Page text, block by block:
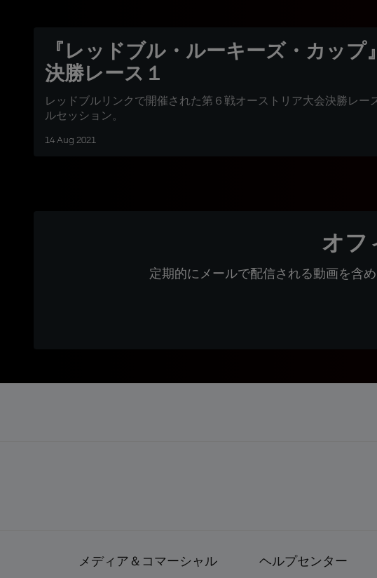
『レッドブル・ルーキーズ・カップ
決勝レース１
レッドブルリンクで開催された第６戦オーストリア大会決勝レー
ルセッション。
14 Aug 2021
オフ
定期的にメールで配信される動画を含
メディア＆コマーシャル ヘルプセンター